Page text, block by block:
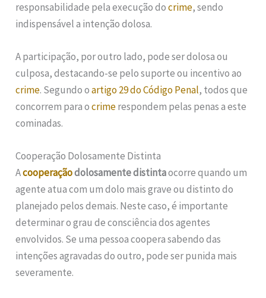
responsabilidade pela execução docrime, sendo
indispensável a intenção dolosa.
A participação, por outro lado, pode ser dolosa ou
culposa, destacando-se pelo suporte ou incentivo ao
crime. Segundo oartigo 29 do Código Penal, todos que
concorrem para ocrimerespondem pelas penas a este
cominadas.
Cooperação Dolosamente Distinta
Acooperaçãodolosamente distintaocorre quando um
agente atua com um dolo mais grave ou distinto do
planejado pelos demais. Neste caso, é importante
determinar o grau de consciência dos agentes
envolvidos. Se uma pessoa coopera sabendo das
intenções agravadas do outro, pode ser punida mais
severamente.